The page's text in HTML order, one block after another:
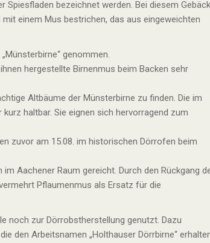
Spiesfladen bezeichnet werden. Bei diesem Gebäck
einem Mus bestrichen, das aus eingeweichten
genommen.
hergestellte Birnenmus beim Backen sehr
Altbäume der Münsterbirne zu finden. Die im
haltbar. Sie eignen sich hervorragend zum
zuvor am 15.08. im historischen Dörrofen beim
Aachener Raum gereicht. Durch den Rückgang
Pflaumenmus als Ersatz für die
noch zur Dörrobstherstellung genutzt. Dazu
den Arbeitsnamen „Holthauser Dörrbirne“